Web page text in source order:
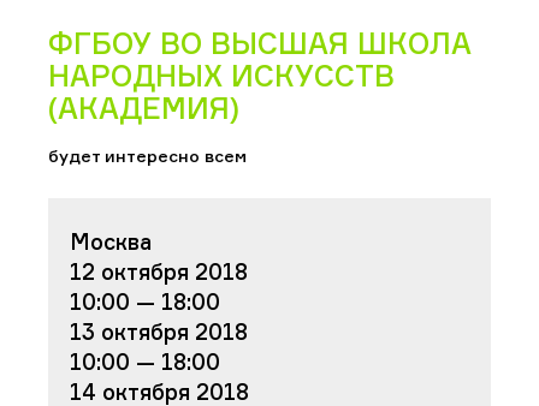
ФГБОУ ВО ВЫСШАЯ ШКОЛА
НАРОДНЫХ ИСКУССТВ
(АКАДЕМИЯ)
будет интересно всем
Москва
12 октября 2018
10:00 — 18:00
13 октября 2018
10:00 — 18:00
14 октября 2018